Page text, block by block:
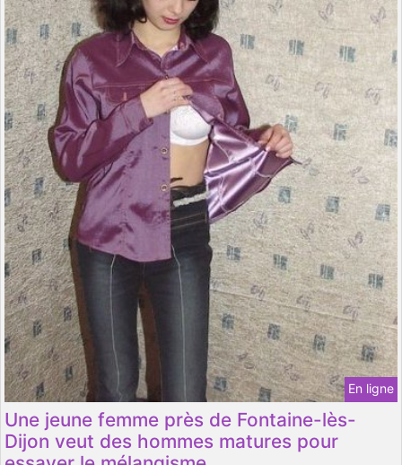
En ligne
Une jeune femme près de Fontaine-lès-
Dijon veut des hommes matures pour